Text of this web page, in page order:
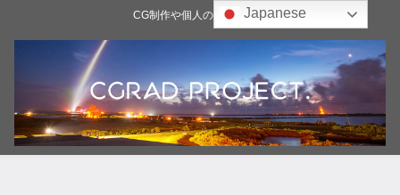
CG制作や個人の雑記ブログJapanese